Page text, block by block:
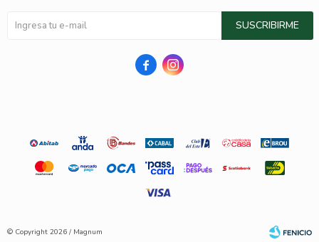
SUSCRIBIRME
 
© Copyright 2026 / Magnum